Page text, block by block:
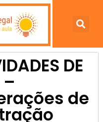
DE
–
de